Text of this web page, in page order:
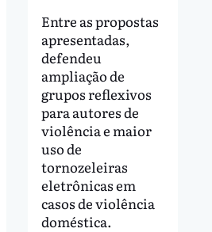
Entre as propostas
apresentadas,
defendeu
ampliação de
grupos reflexivos
para autores de
violência e maior
uso de
tornozeleiras
eletrônicas em
casos de violência
doméstica.